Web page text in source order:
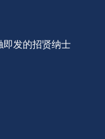
即发的招贤纳士